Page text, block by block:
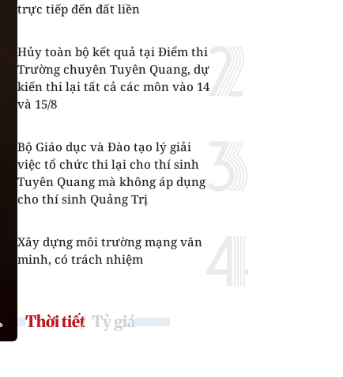
trực tiếp đến đất liền
Hủy toàn bộ kết quả tại Điểm thi
Trường chuyên Tuyên Quang, dự
kiến thi lại tất cả các môn vào 14
và 15/8
Bộ Giáo dục và Đào tạo lý giải
việc tổ chức thi lại cho thí sinh
Tuyên Quang mà không áp dụng
cho thí sinh Quảng Trị
Xây dựng môi trường mạng văn
minh, có trách nhiệm
Thời tiết Tỷ giá